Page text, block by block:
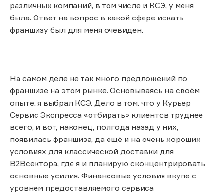
различных компаний, в том числе и КСЭ, у меня
была. Ответ на вопрос в какой сфере искать
франшизу был для меня очевиден.
На самом деле не так много предложений по
франшизе на этом рынке. Основываясь на своём
опыте, я выбрал КСЭ. Дело в том, что у Курьер
Сервис Экспресса «отбирать» клиентов труднее
всего, и вот, наконец, полгода назад у них,
появилась франшиза, да ещё и на очень хороших
условиях для классической доставки для
B2Bсектора, где я и планирую сконцентрировать
основные усилия. Финансовые условия вкупе с
уровнем предоставляемого сервиса